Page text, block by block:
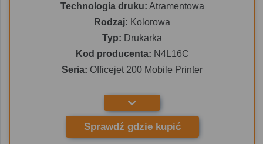
Technologia druku: Atramentowa
Rodzaj: Kolorowa
Typ: Drukarka
Kod producenta: N4L16C
Seria: Officejet 200 Mobile Printer
Sprawdź gdzie kupić